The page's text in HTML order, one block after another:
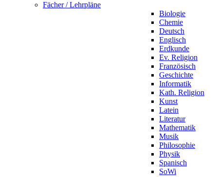
Fächer / Lehrpläne
Biologie
Chemie
Deutsch
Englisch
Erdkunde
Ev. Religion
Französisch
Geschichte
Informatik
Kath. Religion
Kunst
Latein
Literatur
Mathematik
Musik
Philosophie
Physik
Spanisch
SoWi